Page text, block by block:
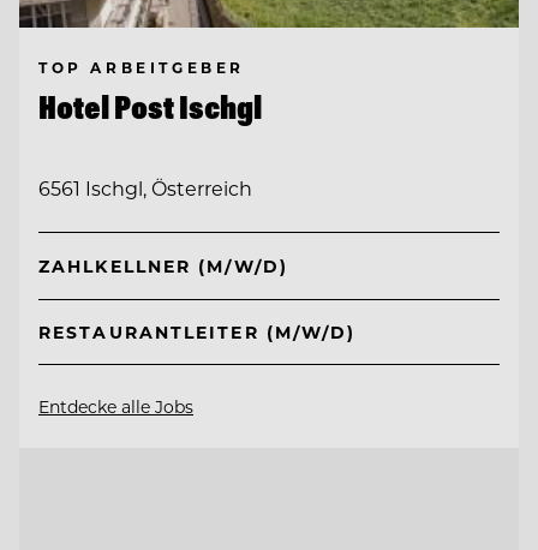
TOP ARBEITGEBER
Hotel Post Ischgl
6561 Ischgl, Österreich
ZAHLKELLNER (M/W/D)
RESTAURANTLEITER (M/W/D)
Entdecke alle Jobs